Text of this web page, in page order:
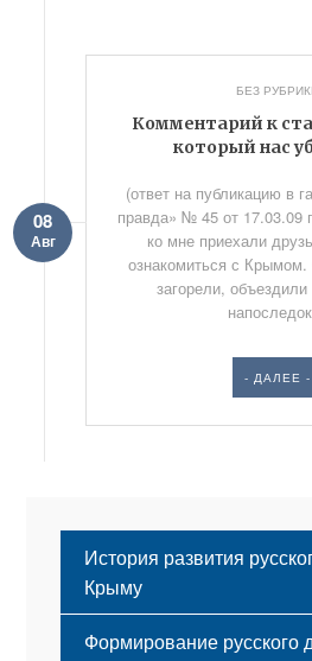
БЕЗ
Комментарий к
который нас
08
Авг
(ответ на публикацию в
правда» № 45 от 17.03.09
ко мне приехали
ознакомиться с
загорели,
- ДАЛЕЕ -
История развития
Крыму
Формирование русского